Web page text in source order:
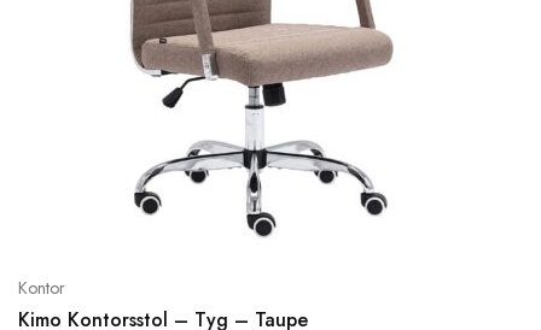
Kontor
Kimo Kontorsstol – Tyg – Taupe